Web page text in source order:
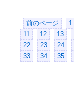
前のページ 1
11
12 13
22
23 24
33
34 35